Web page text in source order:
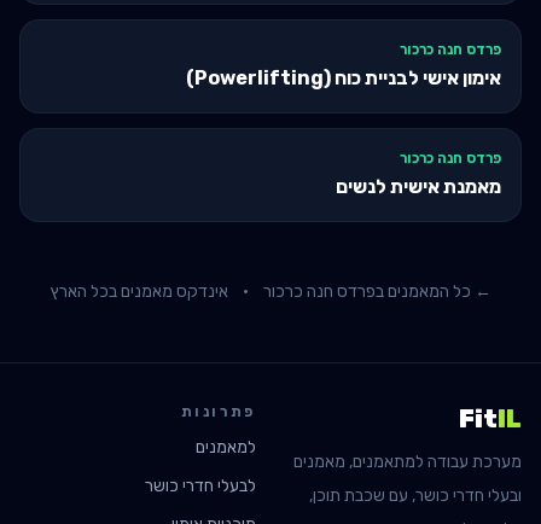
פרדס חנה כרכור
אימון אישי לבניית כוח (Powerlifting)
פרדס חנה כרכור
מאמנת אישית לנשים
← כל המאמנים בפרדס חנה כרכור · אינדקס מאמנים בכל הארץ
FitIL
מערכת עבודה למתאמנים, מאמנים
ובעלי חדרי כושר, עם שכבת תוכן,
פתרונות
למאמנים
לבעלי חדרי כושר